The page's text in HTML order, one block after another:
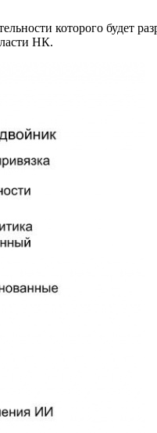
которого будет
НК.